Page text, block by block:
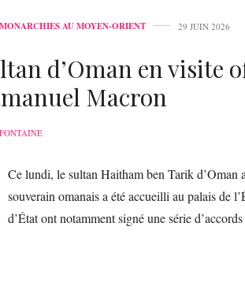
MONARCHIES AU MOYEN-ORIENT 29 JUIN 2026
d’Oman en visite
Macron
Ce lundi, le sultan Haitham ben Tarik
souverain omanais a été accueilli au palais de
d’État ont notamment signé une série